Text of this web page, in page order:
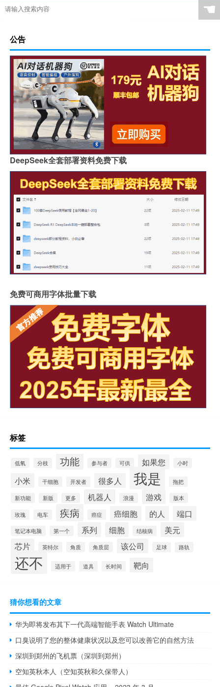
☚
公告
DeepSeek全套部署资料免费下载
免费可商用字体批量下载
标签
低氧 分枝 功能 参与者 可供 如果您 小时
小米 干细胞 开发者 很多人 我是 拖把
新功能 新版 更多 机器人 浪漫 游戏 版本
玫瑰 电车 疾病 癌症 癌细胞 的人 端口
笔记本电脑 第一个 系列 细胞 结核病
美元
芯片
英特尔 角质 角质层 该公司 足球 路轨
还不 适用于 道具 长时间 靶向
猜你想看的文章
华为即将发布其下一代高端智能手表 Watch Ultimate
口臭说明了您的整体健康状况以及您可以改善它的自然方法
深圳到郑州的飞机票（深圳到郑州）
空知英秋本人（空知英秋和久保带人）